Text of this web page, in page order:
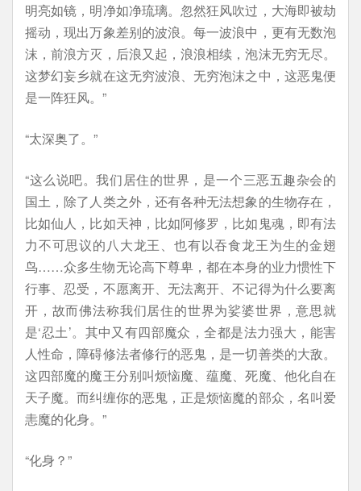
明亮如镜，明净如净琉璃。忽然狂风吹过，大海即被劫
摇动，现出万象差别的波浪。每一波浪中，更有无数泡
沫，前浪方灭，后浪又起，浪浪相续，泡沫无穷无尽。
这梦幻妄乡就在这无穷波浪、无穷泡沫之中，这恶鬼便
是一阵狂风。”
“太深奥了。”
“这么说吧。我们居住的世界，是一个三恶五趣杂会的
国土，除了人类之外，还有各种无法想象的生物存在，
比如仙人，比如天神，比如阿修罗，比如鬼魂，即有法
力不可思议的八大龙王、也有以吞食龙王为生的金翅
鸟……众多生物无论高下尊卑，都在本身的业力惯性下
行事、忍受，不愿离开、无法离开、不记得为什么要离
开，故而佛法称我们居住的世界为娑婆世界，意思就
是‘忍土’。其中又有四部魔众，全都是法力强大，能害
人性命，障碍修法者修行的恶鬼，是一切善类的大敌。
这四部魔的魔王分别叫烦恼魔、蕴魔、死魔、他化自在
天子魔。而纠缠你的恶鬼，正是烦恼魔的部众，名叫爱
恚魔的化身。”
“化身？”